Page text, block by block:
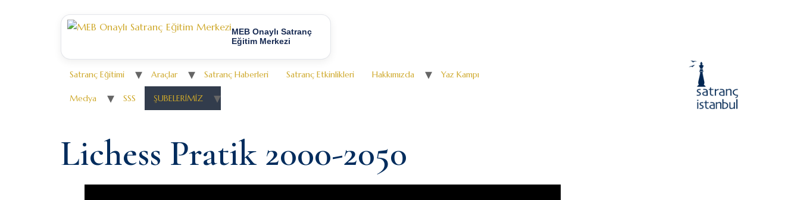
Satranç Eğitimi Araçlar Satranç Haberleri Satranç Etkinlikleri Hakkımızda Yaz Kampı
Medya SSS ŞUBELERİMİZ
MEB Onaylı Satranç
Eğitim Merkezi
Lichess Pratik 2000-2050